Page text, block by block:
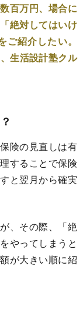
百万円、場合に
絶対してはいけ
紹介したい。
生活設計塾クル
険の見直しは有
することで保険
と翌月から確実
、その際、「絶
やってしまうと
が大きい順に紹